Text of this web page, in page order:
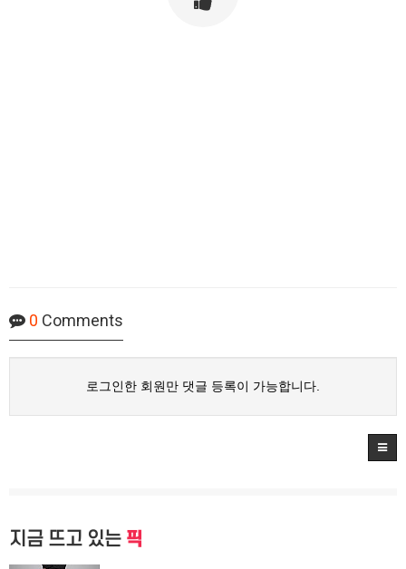
0 Comments
로그인한 회원만 댓글 등록이 가능합니다.
지금 뜨고 있는 픽